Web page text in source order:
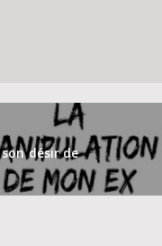
désir de